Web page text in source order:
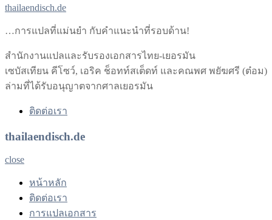
thailaendisch.de
…การแปลที่แม่นยำ กับคำแนะนำที่รอบด้าน!
สำนักงานแปลและรับรองเอกสารไทย-เยอรมัน
เซบัสเทียน คีโซว์, เอริค ช็อทท์สเต็ดท์ และคณพศ พยัฆศรี (ต๋อม)
ล่ามที่ได้รับอนุญาตจากศาลเยอรมัน
ติดต่อเรา
thailaendisch.de
close
หน้าหลัก
ติดต่อเรา
การแปลเอกสาร